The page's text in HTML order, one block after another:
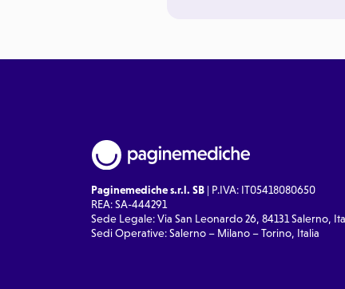
Paginemediche s.r.l. SB | P.IVA: IT05418080650
REA: SA-444291
Sede Legale: Via San Leonardo 26, 84131 Salerno,
Sedi Operative: Salerno – Milano – Torino, Italia